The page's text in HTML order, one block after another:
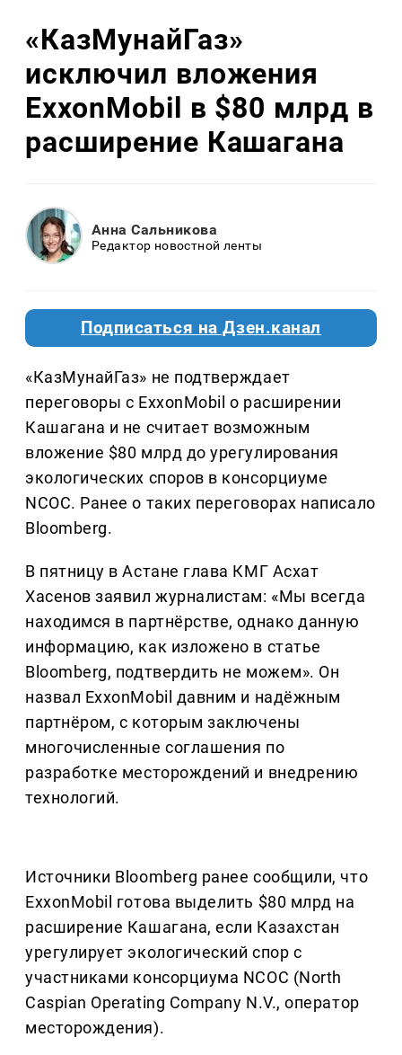
«КазМунайГаз»
исключил вложения
ExxonMobil в $80 млрд в
расширение Кашагана
Анна Сальникова
Редактор новостной ленты
Подписаться на Дзен.канал
«КазМунайГаз» не подтверждает
переговоры с ExxonMobil о расширении
Кашагана и не считает возможным
вложение $80 млрд до урегулирования
экологических споров в консорциуме
NCOC. Ранее о таких переговорах написало
Bloomberg.
В пятницу в Астане глава КМГ Асхат
Хасенов заявил журналистам: «Мы всегда
находимся в партнёрстве, однако данную
информацию, как изложено в статье
Bloomberg, подтвердить не можем». Он
назвал ExxonMobil давним и надёжным
партнёром, с которым заключены
многочисленные соглашения по
разработке месторождений и внедрению
технологий.
Источники Bloomberg ранее сообщили, что
ExxonMobil готова выделить $80 млрд на
расширение Кашагана, если Казахстан
урегулирует экологический спор с
участниками консорциума NCOC (North
Caspian Operating Company N.V., оператор
месторождения).